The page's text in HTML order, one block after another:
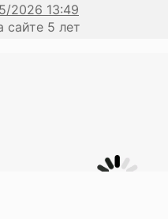
5 лет